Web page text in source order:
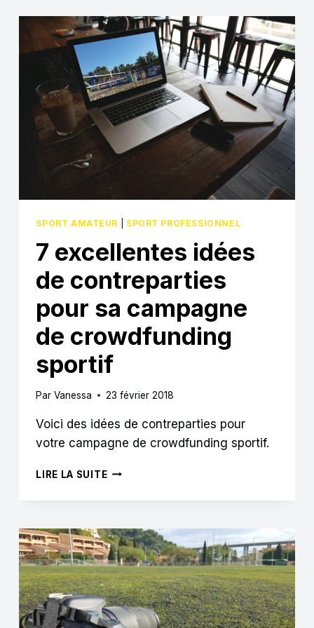
8
DES
MEILLEURS
CONSEILS
POUR
RÉUSSIR
VOTRE
CAMPAGNE
SPORT AMATEUR SPORT PROFESSIONNEL
7 excellentes idées
de contreparties
pour sa campagne
de crowdfunding
sportif
Par Vanessa 23 février 2018
Voici des idées de contreparties pour
votre campagne de crowdfunding sportif.
LIRE LA SUITE7
CONTREPARTIES
POUR
SA
CAMPAGNE
DE
CROWDFUNDING
SPORTIF